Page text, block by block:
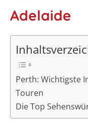
Adelaide
Perth: Wichtigste
Touren
Die Top